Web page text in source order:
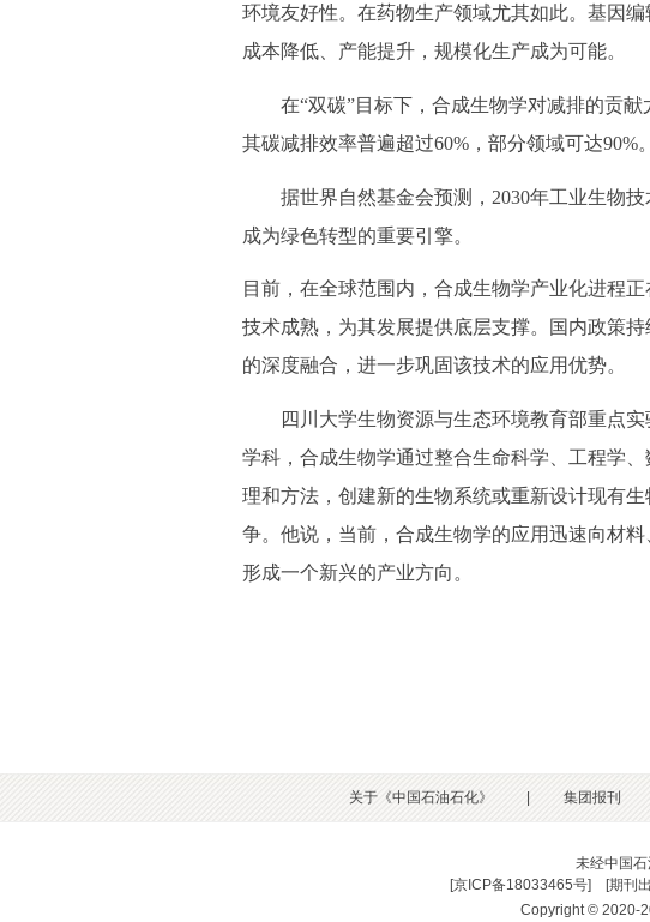
环境友好性。在药物生产领域尤其如此。基因
成本降低、产能提升，规模化生产成为可能。
在“双碳”目标下，合成生物学对减排的贡献
其碳减排效率普遍超过60%，部分领域可达90%。
据世界自然基金会预测，2030年工业生物技
成为绿色转型的重要引擎。
目前，在全球范围内，合成生物学产业化进程
技术成熟，为其发展提供底层支撑。国内政策
的深度融合，进一步巩固该技术的应用优势。
四川大学生物资源与生态环境教育部重点实
学科，合成生物学通过整合生命科学、工程学
理和方法，创建新的生物系统或重新设计现有
争。他说，当前，合成生物学的应用迅速向材
形成一个新兴的产业方向。
关于《中国石油石化》 集团报刊
未经中国
[京ICP备18033465号] [期刊
Copyright © 2020-